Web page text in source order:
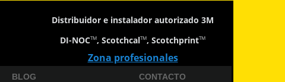
Distribuidor e instalador autorizado 3M
DI-NOCTM, ScotchcalTM, ScotchprintTM
Zona profesionales
BLOG CONTACTO